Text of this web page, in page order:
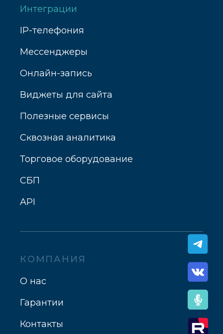
Интеграции
IP-телефония
Мессенджеры
Онлайн-запись
Виджеты для сайта
Полезные сервисы
Сквозная аналитика
Торговое оборудование
СБП
API
КОМПАНИЯ
О нас
Гарантии
Контакты